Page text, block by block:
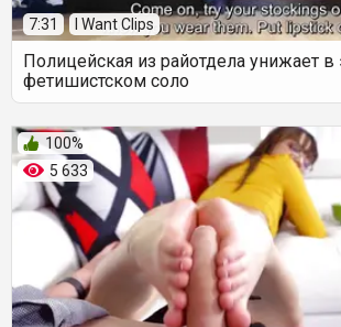
7:31 I Want Clips
Полицейская из райотдела унижает в
фетишистском соло
5 633
100%